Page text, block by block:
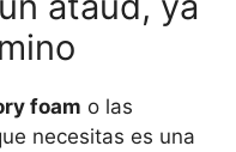
foam o las
necesitas es una